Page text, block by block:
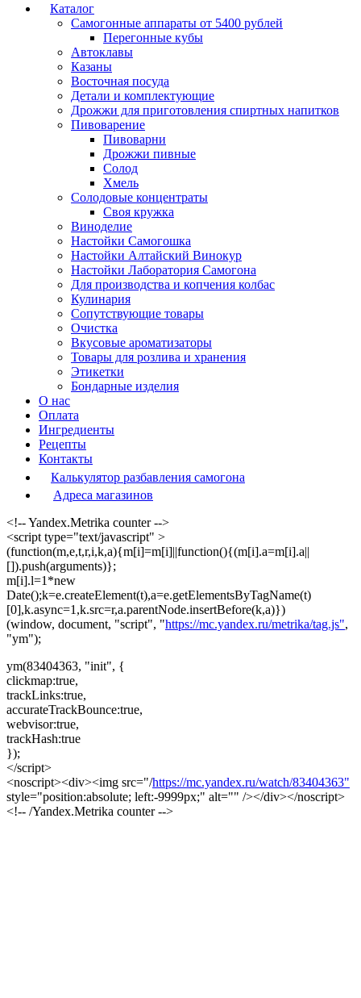
Каталог
Самогонные аппараты от 5400 рублей
Перегонные кубы
Автоклавы
Казаны
Восточная посуда
Детали и комплектующие
Дрожжи для приготовления спиртных напитков
Пивоварение
Пивоварни
Дрожжи пивные
Солод
Хмель
Солодовые концентраты
Своя кружка
Виноделие
Настойки Самогошка
Настойки Алтайский Винокур
Настойки Лаборатория Самогона
Для производства и копчения колбас
Кулинария
Сопутствующие товары
Очистка
Вкусовые ароматизаторы
Товары для розлива и хранения
Этикетки
Бондарные изделия
О нас
Оплата
Ингредиенты
Рецепты
Контакты
Калькулятор разбавления самогона
Адреса магазинов
<!-- Yandex.Metrika counter -->
<script type="text/javascript" >
(function(m,e,t,r,i,k,a){m[i]=m[i]||function(){(m[i].a=m[i].a||
[]).push(arguments)};
m[i].l=1*new
Date();k=e.createElement(t),a=e.getElementsByTagName(t)
[0],k.async=1,k.src=r,a.parentNode.insertBefore(k,a)})
(window, document, "script", "https://mc.yandex.ru/metrika/tag.js",
"ym");
ym(83404363, "init", {
clickmap:true,
trackLinks:true,
accurateTrackBounce:true,
webvisor:true,
trackHash:true
});
</script>
<noscript><div><img src="/https://mc.yandex.ru/watch/83404363"
style="position:absolute; left:-9999px;" alt="" /></div></noscript>
<!-- /Yandex.Metrika counter -->